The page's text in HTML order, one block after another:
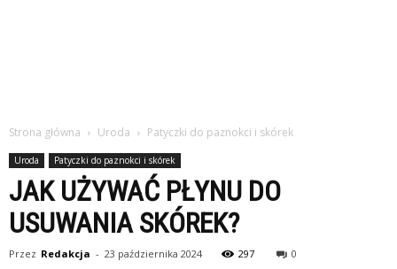
Strona główna Uroda Patyczki do paznokci i skórek
Uroda Patyczki do paznokci i skórek
JAK UŻYWAĆ PŁYNU DO
USUWANIA SKÓREK?
Przez Redakcja - 23 października 2024 297 0